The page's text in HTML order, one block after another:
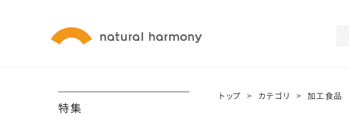
特集
トップ > カテゴリ > 加工食品